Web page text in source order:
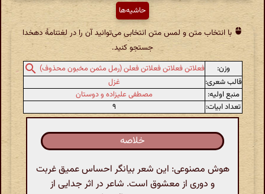
حاشیه‌ها
با انتخاب متن و لمس متن انتخابی می‌توانید آن را در لغتنامهٔ دهخدا
جستجو کنید.
وزن:
فعلاتن فعلاتن فعلاتن فعلن (رمل مثمن مخبون محذوف)
قالب شعری:
غزل
منبع اولیه:
مصطفی علیزاده و دوستان
تعداد ابیات:
۹
خلاصه
هوش مصنوعی: این شعر بیانگر احساس عمیق غربت
و دوری از معشوق است. شاعر در اثر جدایی از